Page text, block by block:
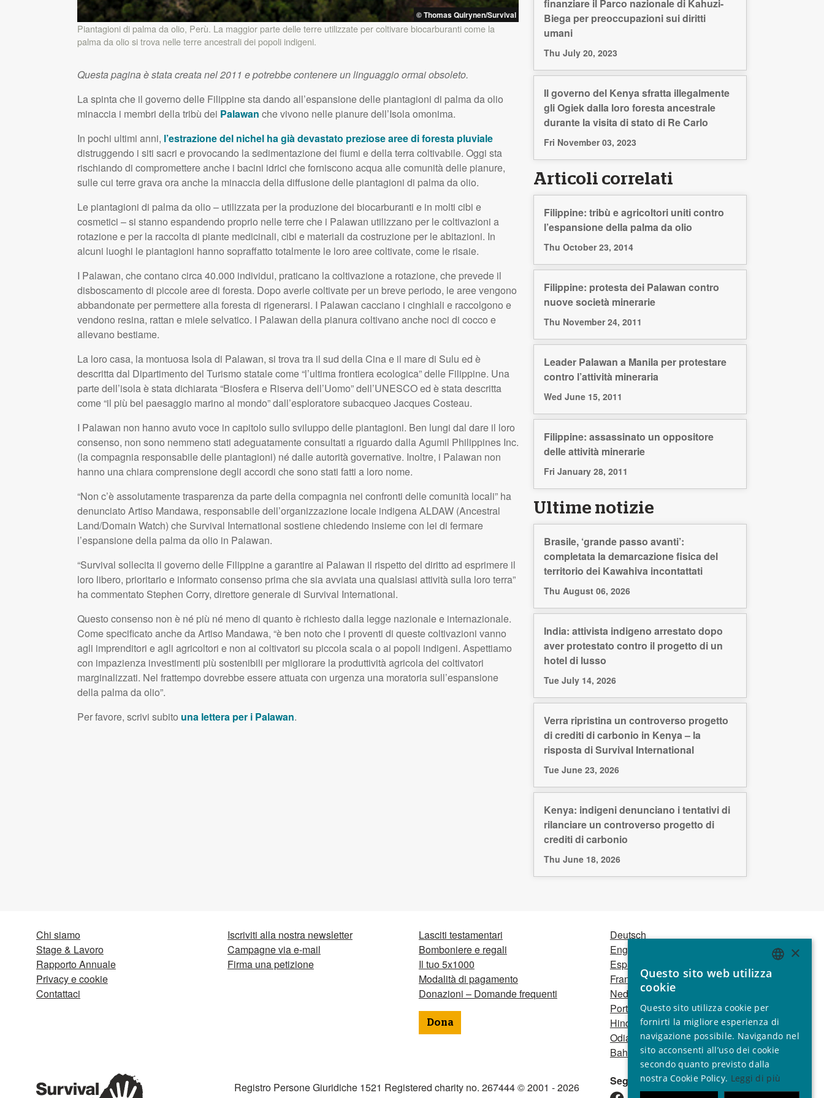
© Thomas Quirynen/Survival
Piantagioni di palma da olio, Perù. La maggior parte delle terre utilizzate per coltivare biocarburanti come la
palma da olio si trova nelle terre ancestrali dei popoli indigeni.
Questa pagina è stata creata nel 2011 e potrebbe contenere un linguaggio ormai obsoleto.
La spinta che il governo delle Filippine sta dando all’espansione delle piantagioni di palma da olio
minaccia i membri della tribù dei Palawan che vivono nelle pianure dell’Isola omonima.
In pochi ultimi anni, l’estrazione del nichel ha già devastato preziose aree di foresta pluviale
distruggendo i siti sacri e provocando la sedimentazione dei fiumi e della terra coltivabile. Oggi sta
rischiando di compromettere anche i bacini idrici che forniscono acqua alle comunità delle pianure,
sulle cui terre grava ora anche la minaccia della diffusione delle piantagioni di palma da olio.
Le piantagioni di palma da olio – utilizzata per la produzione dei biocarburanti e in molti cibi e
cosmetici – si stanno espandendo proprio nelle terre che i Palawan utilizzano per le coltivazioni a
rotazione e per la raccolta di piante medicinali, cibi e materiali da costruzione per le abitazioni. In
alcuni luoghi le piantagioni hanno sopraffatto totalmente le loro aree coltivate, come le risaie.
I Palawan, che contano circa 40.000 individui, praticano la coltivazione a rotazione, che prevede il
disboscamento di piccole aree di foresta. Dopo averle coltivate per un breve periodo, le aree vengono
abbandonate per permettere alla foresta di rigenerarsi. I Palawan cacciano i cinghiali e raccolgono e
vendono resina, rattan e miele selvatico. I Palawan della pianura coltivano anche noci di cocco e
allevano bestiame.
La loro casa, la montuosa Isola di Palawan, si trova tra il sud della Cina e il mare di Sulu ed è
descritta dal Dipartimento del Turismo statale come “l’ultima frontiera ecologica” delle Filippine. Una
parte dell’isola è stata dichiarata “Biosfera e Riserva dell’Uomo” dell’UNESCO ed è stata descritta
come “il più bel paesaggio marino al mondo” dall’esploratore subacqueo Jacques Costeau.
I Palawan non hanno avuto voce in capitolo sullo sviluppo delle piantagioni. Ben lungi dal dare il loro
consenso, non sono nemmeno stati adeguatamente consultati a riguardo dalla Agumil Philippines Inc.
(la compagnia responsabile delle piantagioni) né dalle autorità governative. Inoltre, i Palawan non
hanno una chiara comprensione degli accordi che sono stati fatti a loro nome.
“Non c’è assolutamente trasparenza da parte della compagnia nei confronti delle comunità locali” ha
denunciato Artiso Mandawa, responsabile dell’organizzazione locale indigenaALDAW(Ancestral
Land/Domain Watch) che Survival International sostiene chiedendo insieme con lei di fermare
l’espansione della palma da olio in Palawan.
“Survival sollecita il governo delle Filippine a garantire ai Palawan il rispetto del diritto ad esprimere il
loro libero, prioritario e informato consenso prima che sia avviata una qualsiasi attività sulla loro terra”
ha commentato Stephen Corry, direttore generale di Survival International.
Questo consenso non è né più né meno di quanto è richiesto dalla legge nazionale e internazionale.
Come specificato anche da Artiso Mandawa, “è ben noto che i proventi di queste coltivazioni vanno
agli imprenditori e agli agricoltori e non ai coltivatori su piccola scala o ai popoli indigeni. Aspettiamo
con impazienza investimenti più sostenibili per migliorare la produttività agricola dei coltivatori
marginalizzati. Nel frattempo dovrebbe essere attuata con urgenza una moratoria sull’espansione
della palma da olio”.
Per favore, scrivi subito una lettera per i Palawan.
finanziare il Parco nazionale di Kahuzi-
Biega per preoccupazioni sui diritti
umani
Thu July 20, 2023
Il governo del Kenya sfratta illegalmente
gli Ogiek dalla loro foresta ancestrale
durante la visita di stato di Re Carlo
Fri November 03, 2023
Articoli correlati
Filippine: tribù e agricoltori uniti contro
l’espansione della palma da olio
Thu October 23, 2014
Filippine: protesta dei Palawan contro
nuove società minerarie
Thu November 24, 2011
Leader Palawan a Manila per protestare
contro l’attività mineraria
Wed June 15, 2011
Filippine: assassinato un oppositore
delle attività minerarie
Fri January 28, 2011
Ultime notizie
Brasile, ‘grande passo avanti’:
completata la demarcazione fisica del
territorio dei Kawahiva incontattati
Thu August 06, 2026
India: attivista indigeno arrestato dopo
aver protestato contro il progetto di un
hotel di lusso
Tue July 14, 2026
Verra ripristina un controverso progetto
di crediti di carbonio in Kenya – la
risposta di Survival International
Tue June 23, 2026
Kenya: indigeni denunciano i tentativi di
rilanciare un controverso progetto di
crediti di carbonio
Thu June 18, 2026
Chi siamo
Stage & Lavoro
Rapporto Annuale
Privacy e cookie
Contattaci
Iscriviti alla nostra newsletter
Campagne via e-mail
Firma una petizione
Lasciti testamentari
Bomboniere e regali
Il tuo 5x1000
Modalità di pagamento
Donazioni – Domande frequenti
Dona
Deutsch
English
Español
Français
Nederlands
Português
Hindi
Odia
Bahasa Indonesia
Seguici
Registro Persone Giuridiche 1521 Registered charity no. 267444 © 2001 - 2026
ENGLISH
SPANISH
FRENCH
ITALIAN
PORTUGUESE
×
Questo sito web utilizza
cookie
Questo sito utilizza cookie per
fornirti la migliore esperienza di
navigazione possibile. Navigando nel
sito acconsenti all’uso dei cookie
secondo quanto previsto dalla
nostra Cookie Policy. Leggi di più